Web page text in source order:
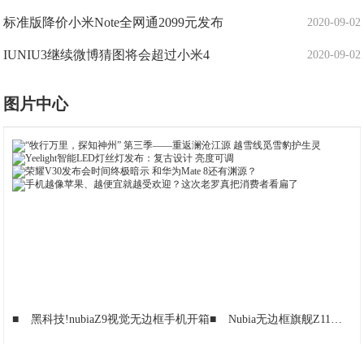
2020-09-02
标准版降价小米Note全网通2099元发布
2020-09-02
IUNIU3继续微博猜图将会超过小米4
图片中心
■ 黑科技!nubiaZ9视觉无边框手机开箱■ Nubia无边框旗舰Z11真机上手